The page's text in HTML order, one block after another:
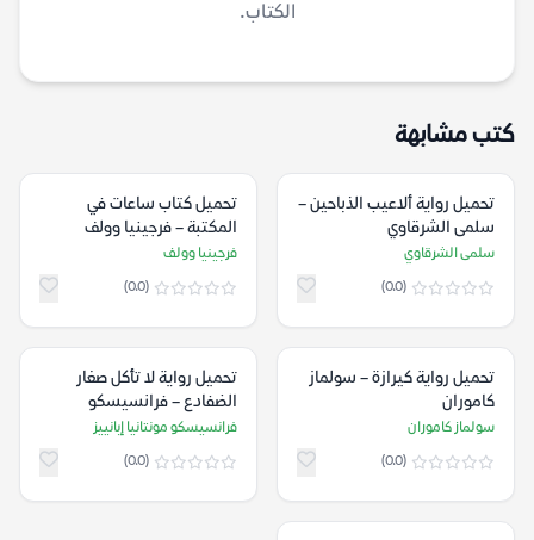
الكتاب.
كتب مشابهة
تحميل رواية ألاعيب الذباحين –
سلمى الشرقاوي
سلمى الشرقاوي
(0.0)
تحميل كتاب ساعات في
المكتبة – فرجينيا وولف
فرجينيا وولف
(0.0)
تحميل رواية كيرازة – سولماز
كاموران
سولماز كاموران
(0.0)
تحميل رواية لا تأكل صغار
الضفادع – فرانسيسكو
مونتانيا إبانييز
فرانسيسكو مونتانيا إبانييز
(0.0)